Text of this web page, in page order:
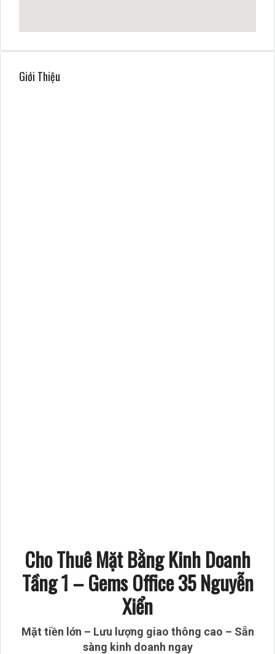
Giới Thiệu
Cho Thuê Mặt Bằng Kinh Doanh
Tầng 1 – Gems Office 35 Nguyễn
Xiển
Mặt tiền lớn – Lưu lượng giao thông cao – Sẵn
sàng kinh doanh ngay